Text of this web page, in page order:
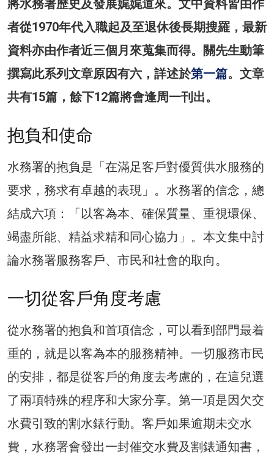
將水務署歷史及發展娓娓道來。文中資料皆由作
者從1970年代入職起及至退休後長期搜羅，最新
資料亦由作者近三個月來蒐集而得。關先生動筆
撰寫此系列文章原因有六，詳述於第一篇。文章
共有15篇，餘下12篇將會逢周一刊出。
抱負和使命
水務署的抱負是「在滿足客戶對優質供水服務的
要求，務求有卓越的表現」。水務署的信念，總
結成六項：「以客為本、確保質量、重視環保、
竭盡所能、精益求精和同心協力」。本文集中討
論水務署服務客戶、市民和社會的取向。
一切從客戶角度考慮
從水務署的抱負和首項信念，可以看到部門最着
重的，就是以客為本的服務精神。一切服務市民
的安排，都是從客戶的角度去考慮的，在這兒選
了兩項特殊的程序和大家分享。第一項是因欠交
水費引致的割水錶行動。客戶如果逾期未交水
費，水務署會發出一封催交水費及割錶通知書，